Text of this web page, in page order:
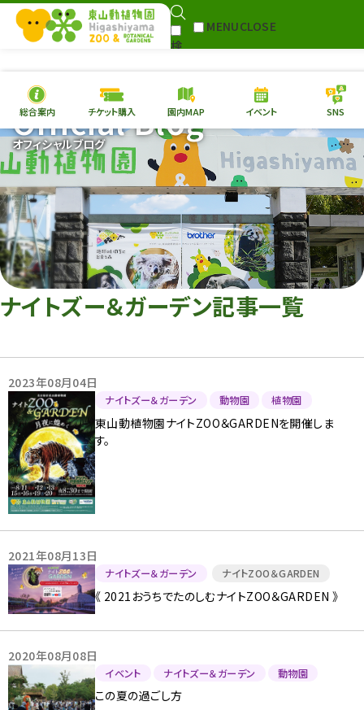
検
MENUCLOSE
本日の開園情報 チケ
園内MAP イベント
総合案内
動物園 植物園
再生プラン
東山動植物園
への支援
環境教育
Follow
総合案内 チケット購入 園内MAP イベント SNS
オフィシャルブログ
Official Blog
ナイトズー＆ガーデン記事一覧
2023年08月04日
ナイトズー＆ガーデン 動物園 植物園
東山動植物園ナイトZOO＆GARDENを開催しま
す。
2021年08月13日
ナイトズー＆ガーデン ナイトZOO＆GARDEN
《 2021おうちでたのしむナイトZOO＆GARDEN 》
2020年08月08日
イベント ナイトズー＆ガーデン 動物園
この夏の過ごし方